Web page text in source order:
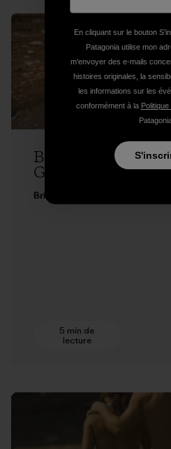
Brittany Griffith on
Getting Over It
Brittany Griffith
5 min de
lecture
En cliquant sur le bouton
Patagonia utilise mon
m'envoyer des e-mails
histoires originales, la
les informations sur les
conformément à la